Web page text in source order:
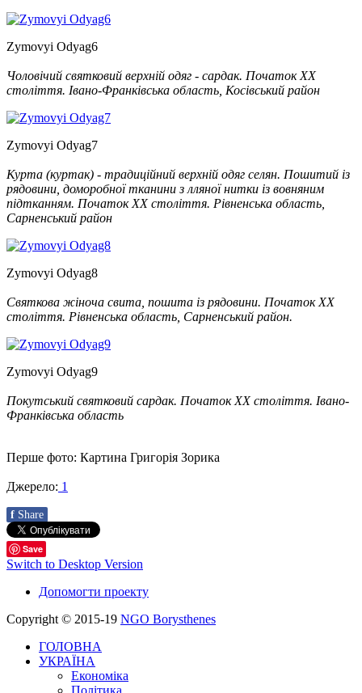
Zymovyi Odyag6
Чоловічий святковий верхній одяг - сардак. Початок ХХ
століття. Івано-Франківська область, Косівський район
Zymovyi Odyag7
Курта (куртак) - традиційний верхній одяг селян. Пошитий із
рядовини, доморобної тканини з лляної нитки із вовняним
підтканням. Початок ХХ століття. Рівненська область,
Сарненський район
Zymovyi Odyag8
Святкова жіноча свита, пошита із рядовини. Початок ХХ
століття. Рівненська область, Сарненський район.
Zymovyi Odyag9
Покутський святковий сардак. Початок ХХ століття. Івано-
Франківська область
Перше фото: Картина Григорія Зорика
Джерело: 1
f Share
Save
Switch to Desktop Version
Допомогти проекту
Copyright © 2015-19 NGO Borysthenes
ГОЛОВНА
УКРАЇНА
Економіка
Політика